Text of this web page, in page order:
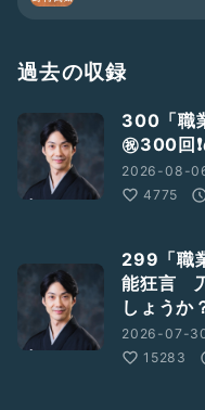
過去の収録
300「職
㊗️300回
2026-08-
4775
299「職
能狂言
しょうか
2026-07-
15283